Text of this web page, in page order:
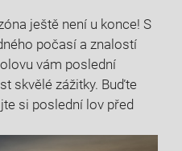
ještě není u⁤ konce! S
počasí a znalostí
vám‌ poslední
skvělé zážitky. Buďte
si poslední ⁣lov před​